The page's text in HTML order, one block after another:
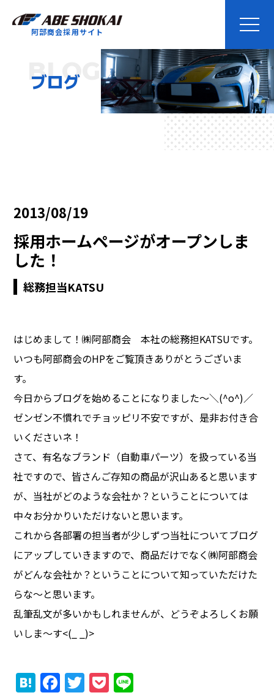
阿部商会採用サイト
BLOG
ブログ
2013/08/19
採用ホームページがオープンしま
した！
総務担当KATSU
はじめまして！㈱阿部商会 本社の総務担KATSUです。
いつも阿部商会のHPをご覧頂きありがとうございま
す。
今日からブログを始めることになりました～＼(^o^)／
ゼンゼン不慣れでチョッピリ不安ですが、是非お付き合
いくださいネ！
さて、有名なブランド（自動車パーツ）を扱っている当
社ですので、皆さんご存知の商品が沢山あると思います
が、当社がどのような会社か？ということについては
中々お分かりいただけないと思います。
これから各部署の担当者が少しずつ当社についてブログ
にアップしていきますので、商品だけでなく㈱阿部商会
がどんな会社か？ということについて知っていただけた
らな～と思います。
乱筆乱文が多いかもしれませんが、どうぞよろしくお願
いしま～す<(_ _)>
Hatena
Facebook
TwitterPocket